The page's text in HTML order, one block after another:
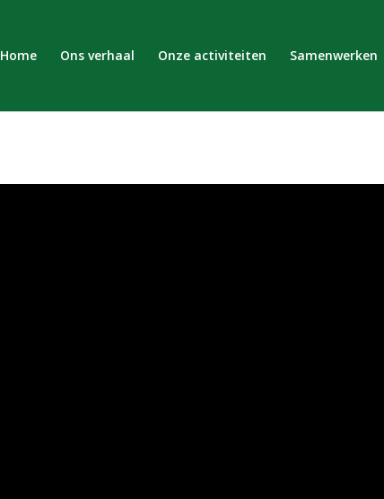
Home Ons verhaal Onze activiteiten Samenwerken